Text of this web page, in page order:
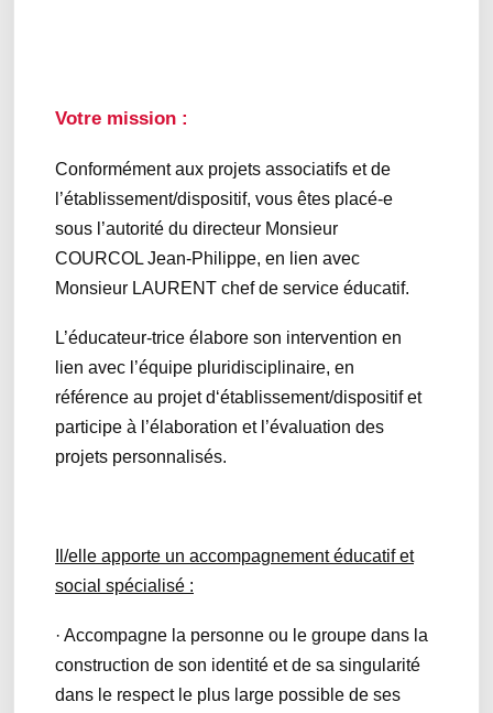
Votre mission :
Conformément aux projets associatifs et de
l’établissement/dispositif, vous êtes placé-e
sous l’autorité du directeur Monsieur
COURCOL Jean-Philippe, en lien avec
Monsieur LAURENT chef de service éducatif.
L’éducateur-trice élabore son intervention en
lien avec l’équipe pluridisciplinaire, en
référence au projet d‘établissement/dispositif et
participe à l’élaboration et l’évaluation des
projets personnalisés.
Il/elle apporte un accompagnement éducatif et
social spécialisé :
· Accompagne la personne ou le groupe dans la
construction de son identité et de sa singularité
dans le respect le plus large possible de ses